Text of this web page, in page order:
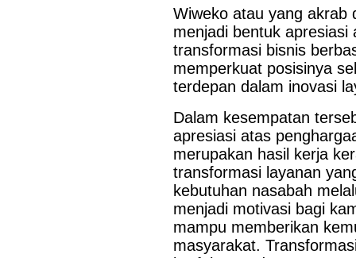
Wiweko atau yang akrab
menjadi bentuk
transformasi bisnis
memperkuat posisinya
terdepan dalam inovasi
Dalam kesempatan
apresiasi atas
merupakan hasil kerja
transformasi layanan
kebutuhan nasabah
menjadi motivasi bagi
mampu memberikan
masyarakat.